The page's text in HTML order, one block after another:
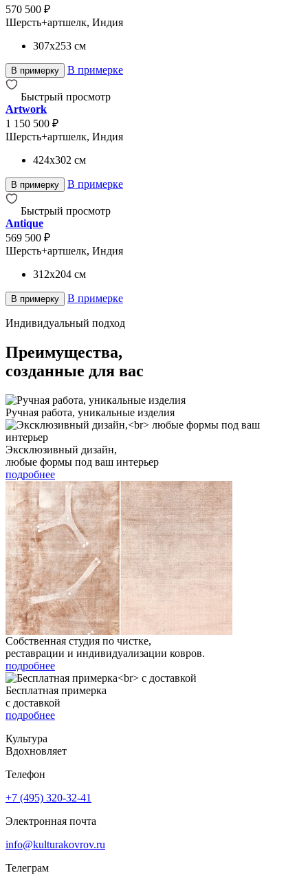
570 500 ₽
Шерсть+артшелк, Индия
307x253 см
В примерку В примерке
Быстрый просмотр
Artwork
1 150 500 ₽
Шерсть+артшелк, Индия
424x302 см
В примерку В примерке
Быстрый просмотр
Antique
569 500 ₽
Шерсть+артшелк, Индия
312x204 см
В примерку В примерке
Индивидуальный подход
Преимущества,
созданные для вас
Ручная работа, уникальные изделия
Эксклюзивный дизайн,
любые формы под ваш интерьер
подробнее
Собственная студия по чистке,
реставрации и индивидуализации ковров.
подробнее
Бесплатная примерка
с доставкой
подробнее
Культура
Вдохновляет
Телефон
+7 (495) 320-32-41
Электронная почта
info@kulturakovrov.ru
Телеграм